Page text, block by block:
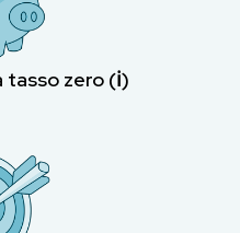
zero (ℹ︎)